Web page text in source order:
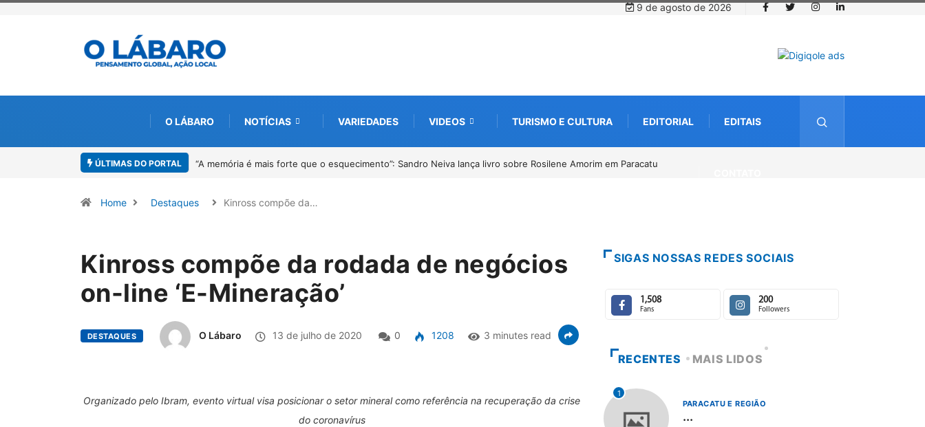
9 de agosto de 2026
O LÁBARO NOTÍCIAS VARIEDADES VIDEOS TURISMO E CULTURA EDITORIAL EDITAIS
ÚLTIMAS DO PORTAL
Sandro Neiva lança livro sobre Rosilene Amorim em Paracatu4º Fliparacatu tem inscrições abertas para o Prêmio de Redação e Desenho até o dia 14 de agosto
Home Destaques Kinross compõe da…
Kinross compõe da rodada de negócios
on-line ‘E-Mineração’
DESTAQUES O Lábaro 13 de julho de 2020 0 1208 3 minutes read
Organizado pelo Ibram, evento virtual visa posicionar o setor mineral como referência na recuperação da crise
do coronavírus
SIGAS NOSSAS REDES SOCIAIS
1,508
Fans
200
Followers
RECENTES MAIS LIDOS
1
PARACATU E REGIÃO
...